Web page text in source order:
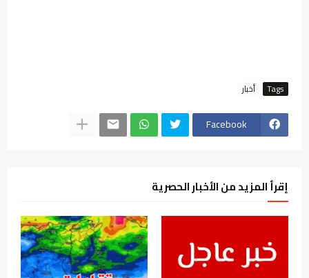
Tags أخبار
Facebook
إقرأ المزيد من الأخبار الحصرية